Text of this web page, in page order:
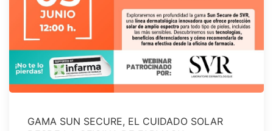
GAMA SUN SECURE, EL CUIDADO SOLAR